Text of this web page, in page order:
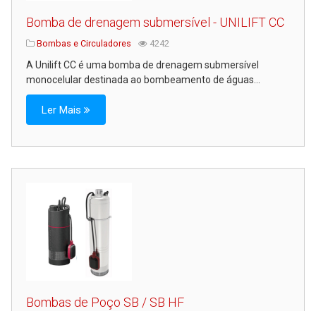
Bomba de drenagem submersível - UNILIFT CC
Bombas e Circuladores 4242
A Unilift CC é uma bomba de drenagem submersível
monocelular destinada ao bombeamento de águas...
Ler Mais
Bombas de Poço SB / SB HF